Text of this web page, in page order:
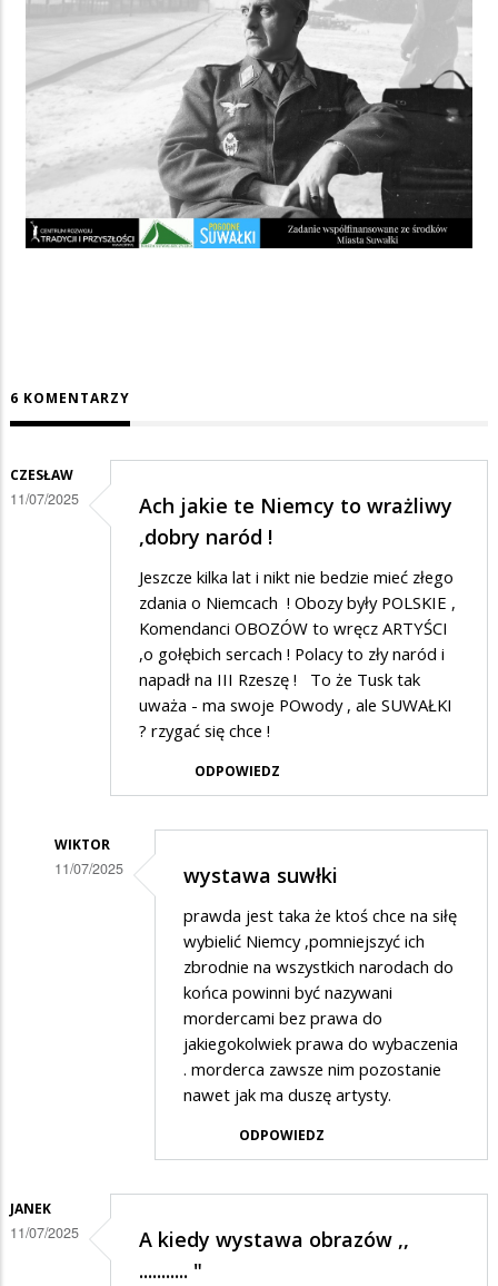
6 KOMENTARZY
CZESŁAW
11/07/2025
Ach jakie te Niemcy to wrażliwy
,dobry naród !
Jeszcze kilka lat i nikt nie bedzie mieć złego
zdania o Niemcach ! Obozy były POLSKIE ,
Komendanci OBOZÓW to wręcz ARTYŚCI
,o gołębich sercach ! Polacy to zły naród i
napadł na III Rzeszę ! To że Tusk tak
uważa - ma swoje POwody , ale SUWAŁKI
? rzygać się chce !
ODPOWIEDZ
WIKTOR
11/07/2025
Niemcy
to
wrażliwy
wystawa suwłki
prawda jest taka że ktoś chce na siłę
wybielić Niemcy ,pomniejszyć ich
zbrodnie na wszystkich narodach do
końca powinni być nazywani
mordercami bez prawa do
jakiegokolwiek prawa do wybaczenia
. morderca zawsze nim pozostanie
nawet jak ma duszę artysty.
ODPOWIEDZ
JANEK
11/07/2025
A kiedy wystawa obrazów ,,
........... "